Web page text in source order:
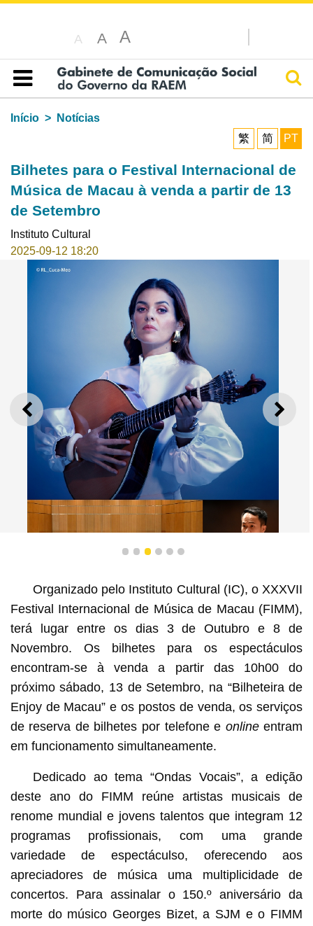
A A A
Índice
Início
Notícias
繁
简 PT
Bilhetes para o Festival Internacional de
Música de Macau à venda a partir de 13
de Setembro
Instituto Cultural
2025-09-12 18:20
ANTERIOR
Cuca Roseta e a Orquestra Chinesa de Macau
1 2 3 4 5 6
Organizado pelo Instituto Cultural (IC), o XXXVII
Festival Internacional de Música de Macau (FIMM),
terá lugar entre os dias 3 de Outubro e 8 de
Novembro. Os bilhetes para os espectáculos
encontram-se à venda a partir das 10h00 do
próximo sábado, 13 de Setembro, na “Bilheteira de
Enjoy de Macau” e os postos de venda, os serviços
de reserva de bilhetes por telefone e onlineentram
em funcionamento simultaneamente.
Dedicado ao tema “Ondas Vocais”, a edição
deste ano do FIMM reúne artistas musicais de
renome mundial e jovens talentos que integram 12
programas profissionais, com uma grande
variedade de espectáculso, oferecendo aos
apreciadores de música uma multiplicidade de
concertos. Para assinalar o 150.º aniversário da
morte do músico Georges Bizet, a SJM e o FIMM